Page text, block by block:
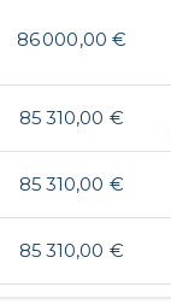
86 000,00 €
85 310,00 €
85 310,00 €
85 310,00 €